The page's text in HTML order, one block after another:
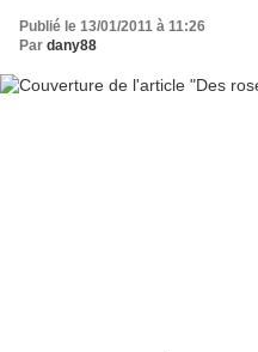
Publié le 13/01/2011 à 11:26
Par dany88